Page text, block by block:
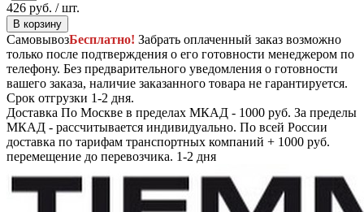
426 руб. / шт.
В корзину
СамовывозБесплатно! Забрать оплаченный заказ возможно
только после подтверждения о его готовности менеджером по
телефону. Без предварительного уведомления о готовности
вашего заказа, наличие заказанного товара не гарантируется.
Срок отгрузки 1-2 дня.
Доставка По Москве в пределах МКАД - 1000 руб. За пределы
МКАД - рассчитывается индивидуально. По всей России
доставка по тарифам транспортных компаний + 1000 руб.
перемещение до перевозчика. 1-2 дня